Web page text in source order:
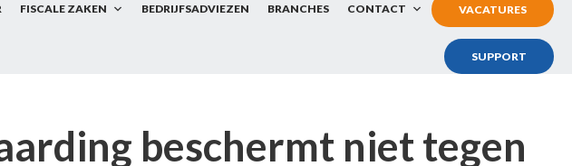
FISCALE ZAKEN BEDRIJFSADVIEZEN BRANCHES CONTACT VACATURES
SUPPORT
beschermt niet tegen